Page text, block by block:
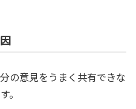
の意見をうまく共有できな
。